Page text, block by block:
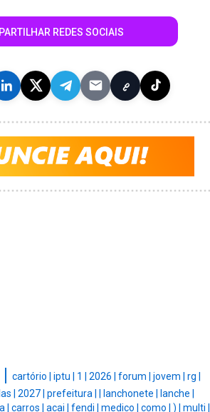
REDES SOCIAIS
cartório | iptu | 1 | 2026 | forum | jovem | rg |
| 2027 | prefeitura | lanchonete |
lanche |
| carros | acai | fendi | medico | como | ) | multi |